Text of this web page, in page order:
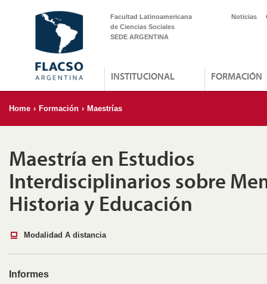
Facultad Latinoamericana
de Ciencias Sociales
SEDE ARGENTINA
Noticias
INSTITUCIONAL FORMACIÓN
Home › Formación › Maestrías
Maestría en Estudios
Interdisciplinarios sobre
Historia y Educación
Modalidad A distancia
Informes